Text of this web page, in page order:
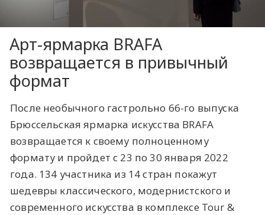
Арт-ярмарка BRAFA
возвращается в привычный
формат
После необычного гастрольно 66-го выпуска
Брюссельская ярмарка искусства BRAFA
возвращается к своему полноценному
формату и пройдет с 23 по 30 января 2022
года. 134 участника из 14 стран покажут
шедевры классического, модернистского и
современного искусства в комплексе Tour &